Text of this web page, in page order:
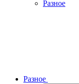
Разное
Разное